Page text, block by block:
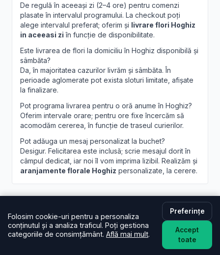
De regulă în aceeași zi (2–4 ore) pentru comenzi
plasate în intervalul programului. La checkout poți
alege intervalul preferat; oferim și livrare flori Hoghiz
in aceeasi zi în funcție de disponibilitate.
Este livrarea de flori la domiciliu în Hoghiz disponibilă și
sâmbăta?
Da, în majoritatea cazurilor livrăm și sâmbăta. În
perioade aglomerate pot exista sloturi limitate, afișate
la finalizare.
Pot programa livrarea pentru o oră anume în Hoghiz?
Oferim intervale orare; pentru ore fixe încercăm să
acomodăm cererea, în funcție de traseul curierilor.
Pot adăuga un mesaj personalizat la buchet?
Desigur. Felicitarea este inclusă; scrie mesajul dorit în
câmpul dedicat, iar noi îl vom imprima lizibil. Realizăm și
aranjamente florale Hoghiz personalizate, la cerere.
Brandusa.ro
Folosim cookie-uri pentru a personaliza
conținutul și a analiza traficul. Poți gestiona
categoriile de consimțământ. Află mai mult.
Preferințe
Accept
toate